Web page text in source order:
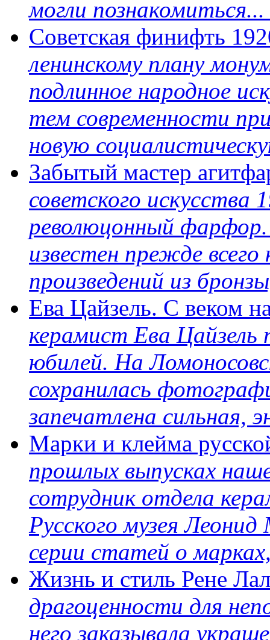
могли познакомиться...
Советская финифть
ленинскому плану
подлинное народное
тем современности
новую
Забытый мастер
советского искусства
революцонный
известен прежде
произведений из
Ева Цайзель. С веком
керамист Ева Цайзель
юбилей. На
сохранилась
запечатлена сильная,
Марки и клейма
прошлых выпусках
сотрудник отдела
Русского музея
серии статей о
Жизнь и стиль Рене
драгоценности для
него заказывала